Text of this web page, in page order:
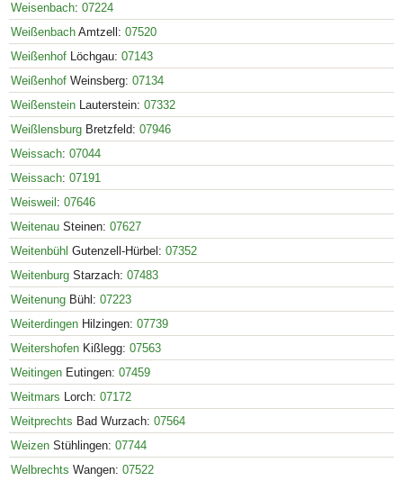
Weisenbach: 07224
Weißenbach Amtzell: 07520
Weißenhof Löchgau: 07143
Weißenhof Weinsberg: 07134
Weißenstein Lauterstein: 07332
Weißlensburg Bretzfeld: 07946
Weissach: 07044
Weissach: 07191
Weisweil : 07646
Weitenau Steinen: 07627
Weitenbühl Gutenzell-Hürbel: 07352
Weitenburg Starzach: 07483
Weitenung Bühl: 07223
Weiterdingen Hilzingen: 07739
Weitershofen Kißlegg: 07563
Weitingen Eutingen: 07459
Weitmars Lorch: 07172
Weitprechts Bad Wurzach: 07564
Weizen Stühlingen: 07744
Welbrechts Wangen: 07522